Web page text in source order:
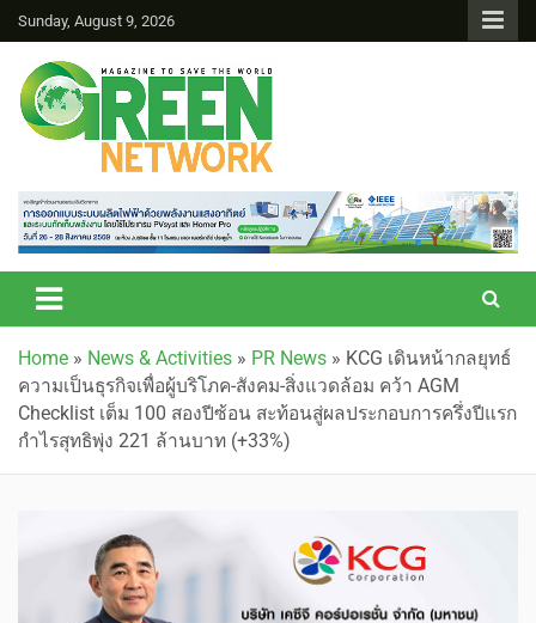
Sunday, August 9, 2026
Green Network
Home » News & Activities » PR News » KCG เดินหน้ากลยุทธ์
ความเป็นธุรกิจเพื่อผู้บริโภค-สังคม-สิ่งแวดล้อม คว้า AGM
Checklist เต็ม 100 สองปีซ้อน สะท้อนสู่ผลประกอบการครึ่งปีแรก
กำไรสุทธิพุ่ง 221 ล้านบาท (+33%)